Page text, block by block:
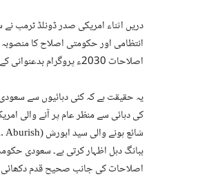
دریں اثناء امریکی صدر ڈونلڈ ٹرمپ
اصلاحات 2030ء پروگرام بدعنوانی کے مسئلے کو حل کرنے پر خصوصی اصرار کرتا ہے۔
ببانگ دہل اظہار کرتی ہے۔ سعودی
اصلاحات کی جانب صحیح قدم دکھائی